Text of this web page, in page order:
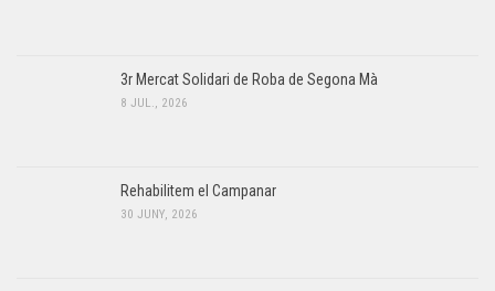
3r Mercat Solidari de Roba de Segona Mà
8 JUL., 2026
Rehabilitem el Campanar
30 JUNY, 2026